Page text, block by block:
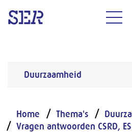
Duurzaamheid
Home Thema's
Vragen antwoorden CSRD,